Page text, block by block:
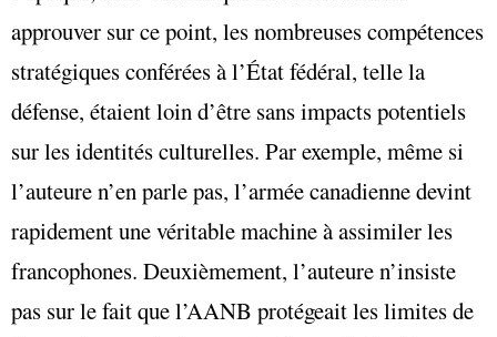
approuver sur ce point, les nombreuses compétences
stratégiques conférées à l’État fédéral, telle la
défense, étaient loin d’être sans impacts potentiels
sur les identités culturelles. Par exemple, même si
l’auteure n’en parle pas, l’armée canadienne devint
rapidement une véritable machine à assimiler les
francophones. Deuxièmement, l’auteure n’insiste
pas sur le fait que l’AANB protégeait les limites de